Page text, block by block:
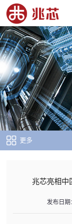
更多
兆芯亮相中
发布日期